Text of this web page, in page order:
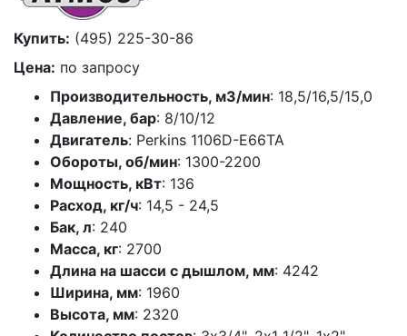
Купить: (495) 225-30-86
Цена: по запросу
Производительность, м3/мин: 18,5/16,5/15,0
Давление, бар: 8/10/12
Двигатель: Perkins 1106D-E66TA
Обороты, об/мин: 1300-2200
Мощность, кВт: 136
Расход, кг/ч: 14,5 - 24,5
Бак, л: 240
Масса, кг: 2700
Длина на шасси с дышлом, мм: 4242
Ширина, мм: 1960
Высота, мм: 2320